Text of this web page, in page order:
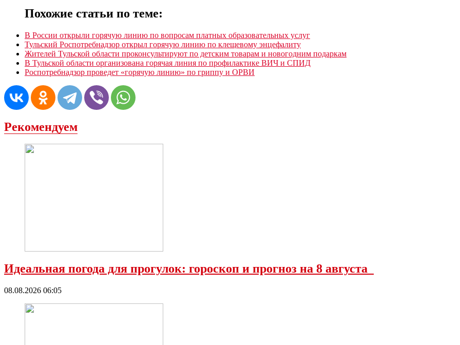
Похожие статьи по теме:
В России открыли горячую линию по вопросам платных образовательных услуг
Тульский Роспотребнадзор открыл горячую линию по клещевому энцефалиту
Жителей Тульской области проконсультируют по детским товарам и новогодним подаркам
В Тульской области организована горячая линия по профилактике ВИЧ и СПИД
Роспотребнадзор проведет «горячую линию» по гриппу и ОРВИ
Рекомендуем
Идеальная погода для прогулок: гороскоп и прогноз на 8 августа
08.08.2026 06:05